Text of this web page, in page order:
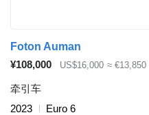
Foton Auman
¥108,000
US$16,000 ≈ €13,850
牵引车
2023
Euro 6